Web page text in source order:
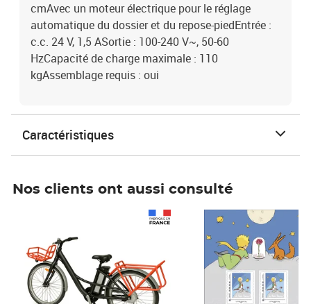
cmAvec un moteur électrique pour le réglage
automatique du dossier et du repose-piedEntrée :
c.c. 24 V, 1,5 ASortie : 100-240 V~, 50-60
HzCapacité de charge maximale : 110
kgAssemblage requis : oui
Caractéristiques
Nos clients ont aussi consulté
Prix 7,50€